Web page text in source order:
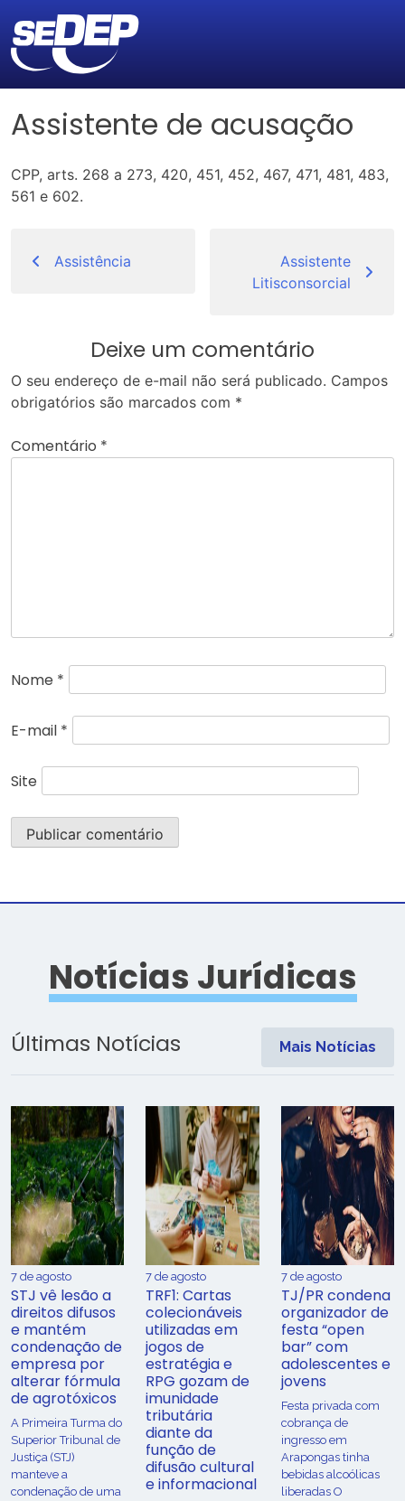
Assistente de acusação
CPP, arts. 268 a 273, 420, 451, 452, 467, 471, 481, 483,
561 e 602.
de
Assistência
Assistente
Litisconsorcial
Deixe um comentário
O seu endereço de e-mail não será publicado. Campos
obrigatórios são marcados com *
Comentário *
Nome *
E-mail *
Site
Notícias Jurídicas
Últimas Notícias Mais Notícias
7 de agosto
STJ vê lesão a
direitos difusos
e mantém
condenação de
empresa por
alterar fórmula
de agrotóxicos
​A Primeira Turma do
Superior Tribunal de
Justiça (STJ)
manteve a
condenação de uma
7 de agosto
TRF1: Cartas
colecionáveis
utilizadas em
jogos de
estratégia e
RPG gozam de
imunidade
tributária
diante da
função de
difusão cultural
e informacional
7 de agosto
TJ/PR condena
organizador de
festa “open
bar” com
adolescentes e
jovens
Festa privada com
cobrança de
ingresso em
Arapongas tinha
bebidas alcoólicas
liberadas O